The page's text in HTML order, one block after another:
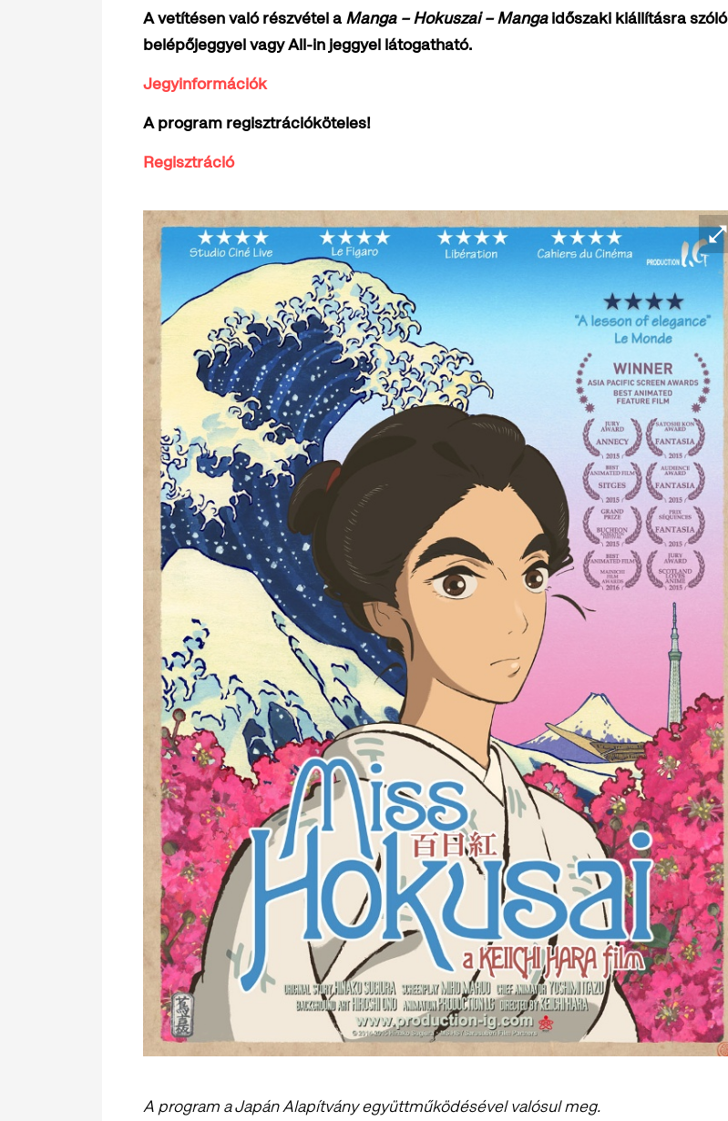
A vetítésen való részvétel a Manga – Hokuszai – Mangaidőszaki kiállításra szóló
belépőjeggyel vagy All-in jeggyel látogatható.
Jegyinformációk
A program regisztrációköteles!
Regisztráció
A program a Japán Alapítvány együttműködésével valósul meg.